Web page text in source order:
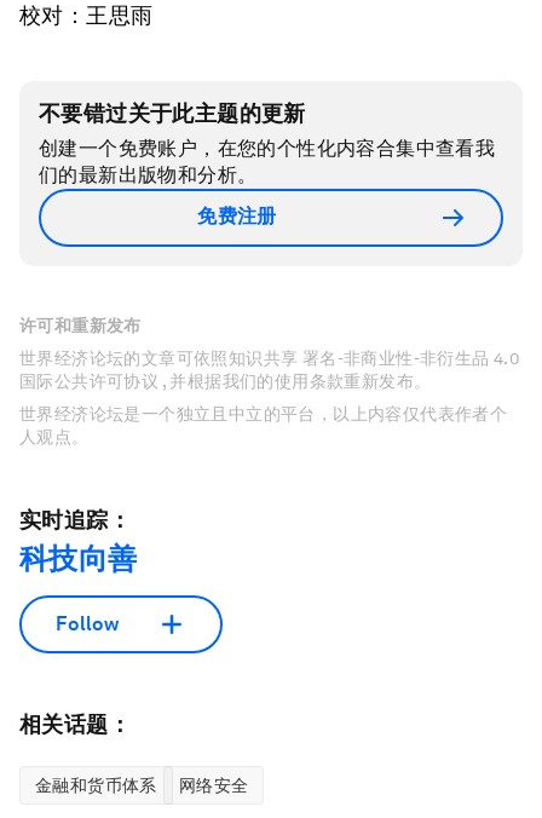
校对：王思雨
不要错过关于此主题的更新
创建一个免费账户，在您的个性化内容合集中查看我
们的最新出版物和分析。
免费注册
许可和重新发布
世界经济论坛的文章可依照知识共享 署名-非商业性-非衍生品 4.0
国际公共许可协议 , 并根据我们的使用条款重新发布。
世界经济论坛是一个独立且中立的平台，以上内容仅代表作者个
人观点。
实时追踪：
科技向善
Follow
相关话题：
金融和货币体系 网络安全